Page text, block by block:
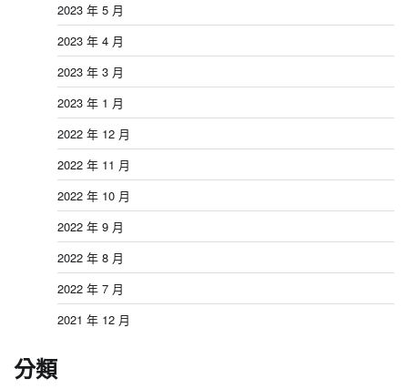
2023 年 5 月
2023 年 4 月
2023 年 3 月
2023 年 1 月
2022 年 12 月
2022 年 11 月
2022 年 10 月
2022 年 9 月
2022 年 8 月
2022 年 7 月
2021 年 12 月
分類